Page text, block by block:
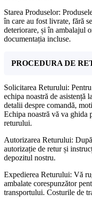
Starea Produselor:
în care au fost livrate, fără
deteriorare, și în ambalajul
documentația incluse.
PROCEDURA DE
Solicitarea Returului:
echipa noastră de asistență
detalii despre comandă,
Echipa noastră vă va ghida
returului.
Autorizarea Returului:
autorizație de retur și
depozitul nostru.
Expedierea Returului: Vă
ambalate corespunzător
transportului. Costurile de